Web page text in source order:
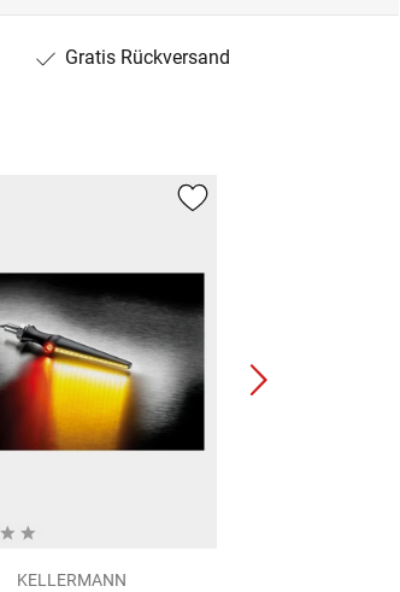
Gratis Rückversand
KELLERMANN